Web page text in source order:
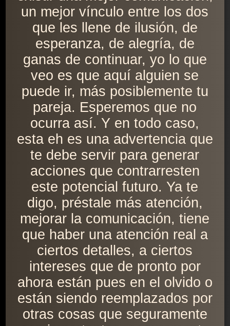
un mejor vínculo entre los dos
que les llene de ilusión, de
esperanza, de alegría, de
ganas de continuar, yo lo que
veo es que aquí alguien se
puede ir, más posiblemente tu
pareja. Esperemos que no
ocurra así. Y en todo caso,
esta eh es una advertencia que
te debe servir para generar
acciones que contrarresten
este potencial futuro. Ya te
digo, préstale más atención,
mejorar la comunicación, tiene
que haber una atención real a
ciertos detalles, a ciertos
intereses que de pronto por
ahora están pues en el olvido o
están siendo reemplazados por
otras cosas que seguramente